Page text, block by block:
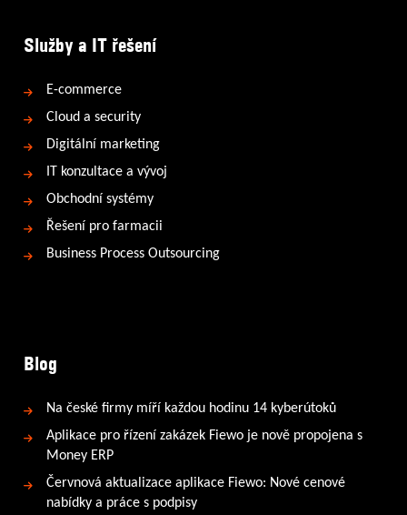
Služby a IT řešení
E-commerce
Cloud a security
Digitální marketing
IT konzultace a vývoj
Obchodní systémy
Řešení pro farmacii
Business Process Outsourcing
Blog
Na české firmy míří každou hodinu 14 kyberútoků
Aplikace pro řízení zakázek Fiewo je nově propojena s
Money ERP
Červnová aktualizace aplikace Fiewo: Nové cenové
nabídky a práce s podpisy